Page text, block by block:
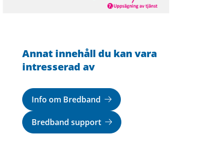
Annat innehåll du kan vara
intresserad av
Info om Bredband
Bredband support